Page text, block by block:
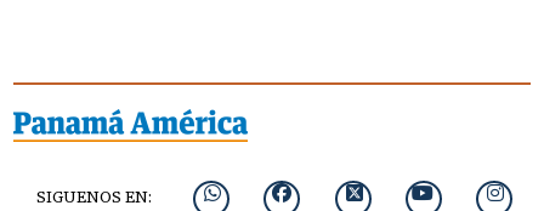
SIGUENOS EN: